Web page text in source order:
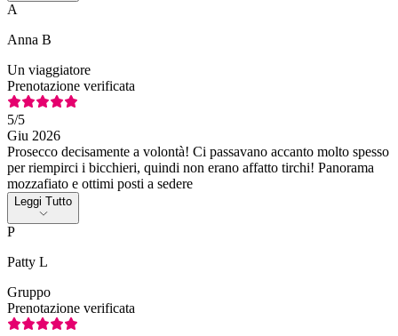
A
Anna B
Un viaggiatore
Prenotazione verificata
5/5
Giu 2026
Prosecco decisamente a volontà! Ci passavano accanto molto spesso
per riempirci i bicchieri, quindi non erano affatto tirchi! Panorama
mozzafiato e ottimi posti a sedere
Leggi Tutto
P
Patty L
Gruppo
Prenotazione verificata